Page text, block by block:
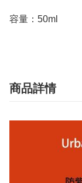
容量：50ml
商品詳情